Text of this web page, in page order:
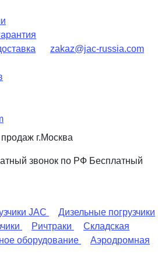
zakaz@jac-russia.com
г.Москва
звонок по РФ Бесплатный
JAC
Дизельные погрузчики
Ричтраки
Складская
оборудование
Аэродромная